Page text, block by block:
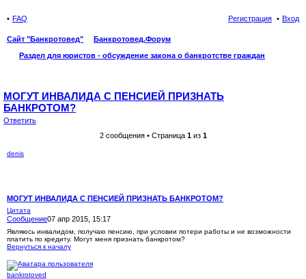
FAQ Вход
Регистрация
Сайт "Банкротовед"
Банкротовед.Форум
Раздел для юристов - обсуждение закона о банкротстве граждан
МОГУТ ИНВАЛИДА С ПЕНСИЕЙ ПРИЗНАТЬ
БАНКРОТОМ?
Ответить
2 сообщения • Страница 1из 1
denis
МОГУТ ИНВАЛИДА С ПЕНСИЕЙ ПРИЗНАТЬ БАНКРОТОМ?
Цитата
Сообщение07 апр 2015, 15:17
Являюсь инвалидом, получаю пенсию, при условии потери работы и не возможности
платить по кредиту. Могут меня признать банкротом?
Вернуться к началу
bankrotoved